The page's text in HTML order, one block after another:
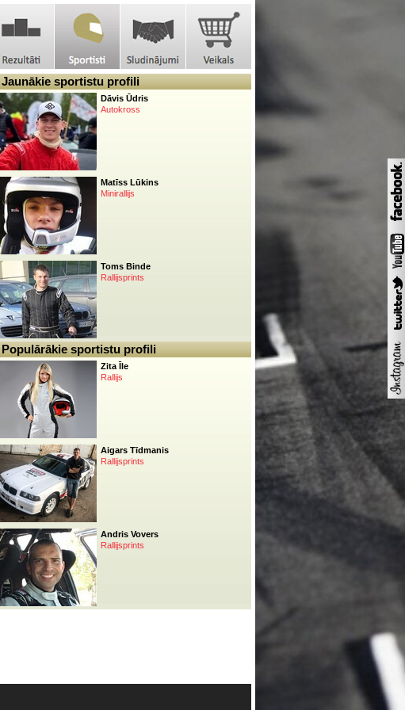
Jaunākie sportistu profili
Dāvis Ūdris
Autokross
Matīss Lūkins
Minirallijs
Toms Binde
Rallijsprints
Populārākie sportistu profili
Zita Īle
Rallijs
Aigars Tīdmanis
Rallijsprints
Andris Vovers
Rallijsprints